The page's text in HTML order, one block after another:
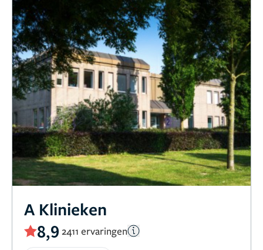
A Klinieken
8,9 2411 ervaringen